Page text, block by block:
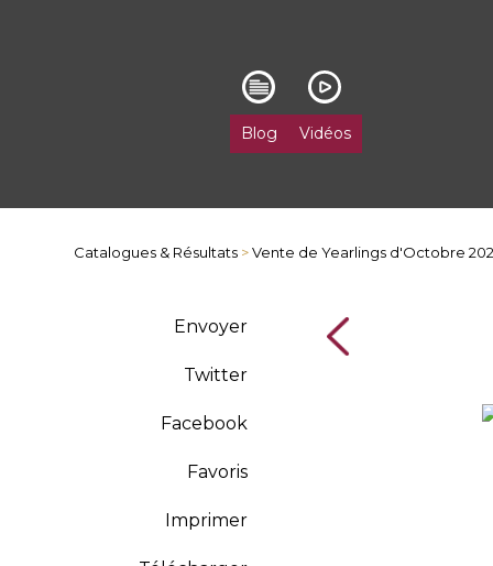
Blog Vidéos
Catalogues & Résultats >Vente de Yearlings d'Octobre
Envoyer
Twitter
Facebook
Favoris
Imprimer